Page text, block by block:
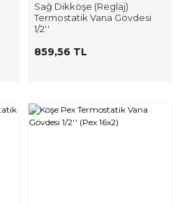
Sağ Dikköşe (Reglaj)
Termostatik Vana Gövdesi
1/2''
859,56 TL